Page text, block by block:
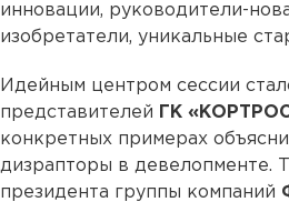
инновации, руководители-
изобретатели, уникальные
Идейным центром сессии
представителей ГК
конкретных примерах
дизрапторы в девелопменте.
президента группы компаний